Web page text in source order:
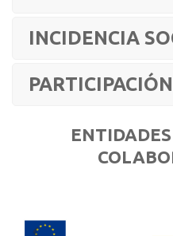
INCIDENCIA
PARTICIPACIÓN